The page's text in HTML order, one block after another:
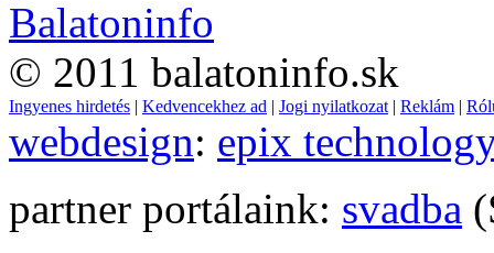
© 2011 balatoninfo.sk
Ingyenes hirdetés | Kedvencekhez ad | Jogi nyilatkozat | Reklám |
webdesign: epix
partner portálaink: svadba